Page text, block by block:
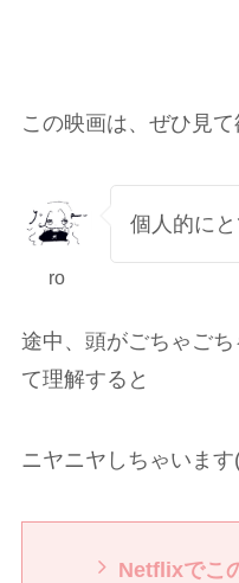
この映画は、ぜひ見
ro
個人的に
途中、頭がごちゃご
て理解すると
ニヤニヤしちゃいま
Netflixでこ